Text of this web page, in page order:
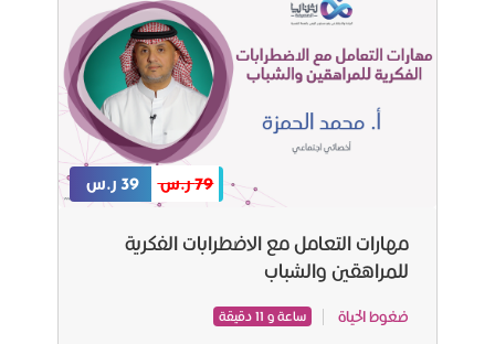
79 ر.س 39 ر.س
مهارات التعامل مع الاضطرابات الفكرية
للمراهقين والشباب
ضغوط الحياة ساعة و 11 دقيقة